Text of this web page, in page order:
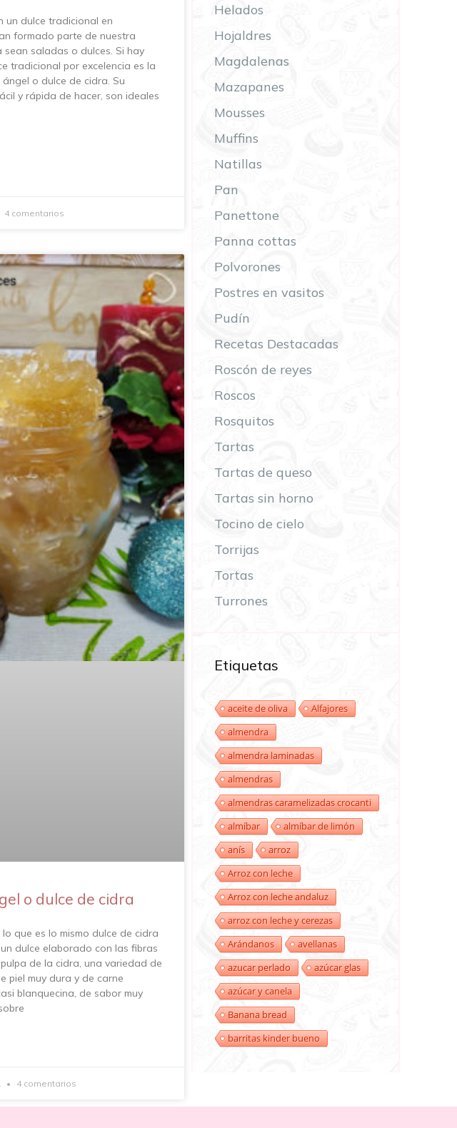
un dulce tradicional en
formado parte de nuestra
sean saladas o dulces. Si hay
tradicional por excelencia es la
o dulce de cidra. Su
y rápida de hacer, son ideales
4 comentarios
o dulce de cidra
que es lo mismo dulce de cidra
dulce elaborado con las fibras
de la cidra, una variedad de
piel muy dura y de carne
blanquecina, de sabor muy
4 comentarios
Helados
Hojaldres
Magdalenas
Mazapanes
Mousses
Muffins
Natillas
Pan
Panettone
Panna cottas
Polvorones
Postres en vasitos
Pudín
Recetas Destacadas
Roscón de reyes
Roscos
Rosquitos
Tartas
Tartas de queso
Tartas sin horno
Tocino de cielo
Torrijas
Tortas
Turrones
Etiquetas
aceite de oliva
Alfajores
almendra
almendra laminadas
almendras
almendras caramelizadas crocanti
almíbar
almíbar de limón
anís
arroz
Arroz con leche
Arroz con leche andaluz
arroz con leche y cerezas
Arándanos
avellanas
azucar perlado
azúcar glas
azúcar y canela
Banana bread
barritas kinder bueno